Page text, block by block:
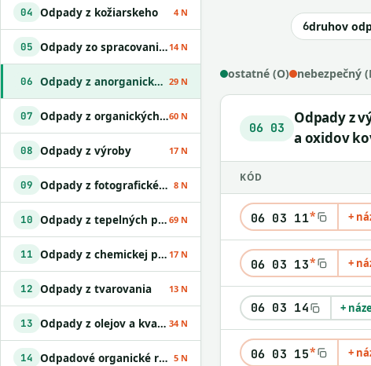
04 Odpady z kožiarskeho 4 N
05 Odpady zo spracovania ropy 14 N
06 Odpady z anorganických chemických procesov 29 N
07 Odpady z organických chemických procesov60 N
08 Odpady z výroby 17 N
09 Odpady z fotografického priemyslu 8 N
10 Odpady z tepelných procesov 69 N
11 Odpady z chemickej povrchovej úpravy kovov a nanášania kovov a iných materiálov; odpady z hydrometalurgie neželezných kovov 17 N
12 Odpady z tvarovania 13 N
13 Odpady z olejov a kvapalných palív okrem jedlých olejov a odpadov uvedených v skupinách 05 a 12 34 N
14 Odpadové organické rozpúšťadlá 5 N
6druhov
ostatné (O) nebezpečný
06 03
Odpady z
a oxidov
KÓD
06 03 11* +
06 03 13* +
06 03 14 +
06 03 15* +